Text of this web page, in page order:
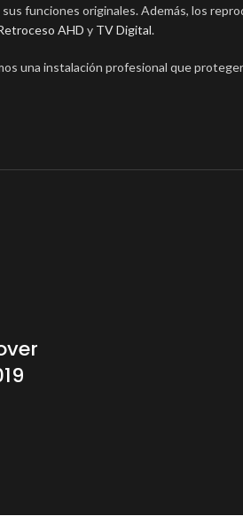
funciones originales. Además, los
AHD y TV Digital.
una instalación profesional que